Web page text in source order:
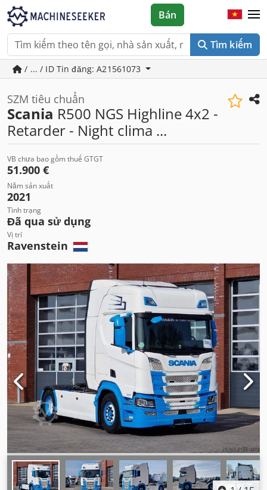
Tìm kiếm
Bán
/ ... / ID Tin đăng: A21561073
SZM tiêu chuẩn
Scania R500 NGS Highline 4x2 -
Retarder - Night clima ...
VB chưa bao gồm thuế GTGT
51.900 €
Năm sản xuất
2021
Tình trạng
Đã qua sử dụng
Vị trí
Ravenstein